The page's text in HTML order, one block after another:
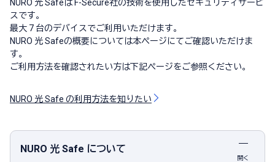
NURO 光 Safeは F-Secure社の技術を使用したセキュリティサービ
スです。
最大 7 台のデバイスでご利用いただけます。
NURO 光 Safeの概要については本ページにてご確認いただけま
す。
ご利用方法を確認されたい方は下記ページをご参照ください。
NURO 光 Safe の利用方法を知りたい
NURO 光 Safe について
開く